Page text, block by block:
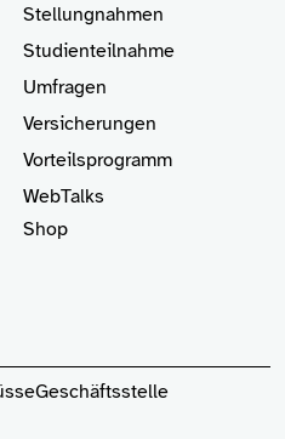
Stellungnahmen
Studienteilnahme
Umfragen
Versicherungen
Vorteilsprogramm
WebTalks
Shop
Geschäftsstelle